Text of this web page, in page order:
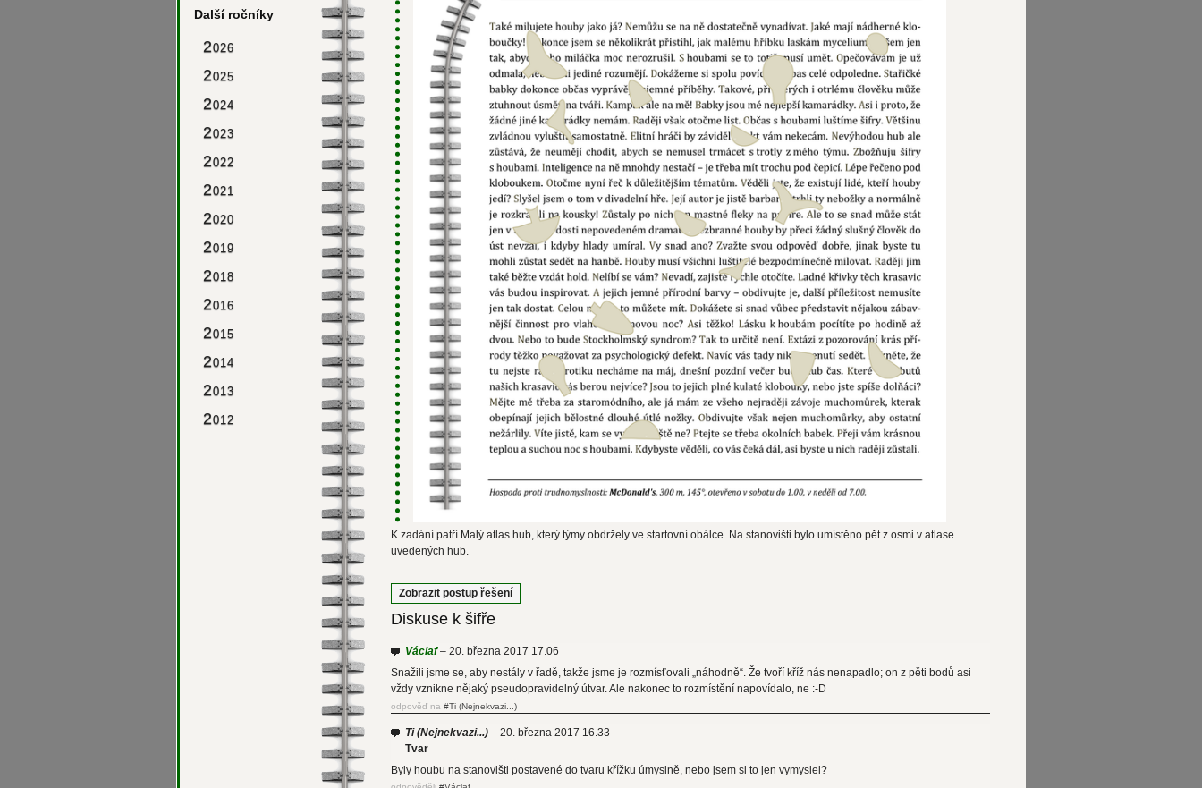
Další ročníky
2026
2025
2024
2023
2022
2021
2020
2019
2018
2016
2015
2014
2013
2012
K zadání patří Malý atlas hub, který týmy obdržely ve startovní obálce. Na stanovišti bylo umístěno pět z osmi v atlase
uvedených hub.
Zobrazit postup řešení
Diskuse k šifře
Václaf
20. března 2017 17.06
Snažili jsme se, aby nestály v řadě, takže jsme je rozmísťovali „náhodně“. Že tvoří kříž nás nenapadlo; on z pěti bodů asi
vždy vznikne nějaký pseudopravidelný útvar. Ale nakonec to rozmístění napovídalo, ne :-D
odpověď na #Ti (Nejnekvazi...)
Ti (Nejnekvazi...)
20. března 2017 16.33
Tvar
Byly houbu na stanovišti postavené do tvaru křížku úmyslně, nebo jsem si to jen vymyslel?